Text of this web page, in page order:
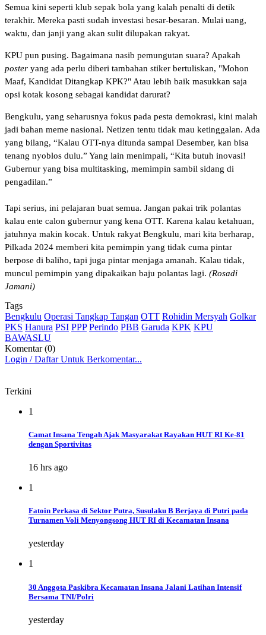
Semua kini seperti klub sepak bola yang kalah penalti di detik
terakhir. Mereka pasti sudah investasi besar-besaran. Mulai uang,
waktu, dan janji yang akan sulit dilupakan rakyat.
KPU pun pusing. Bagaimana nasib pemungutan suara? Apakah
poster yang ada perlu diberi tambahan stiker bertuliskan, "Mohon
Maaf, Kandidat Ditangkap KPK?" Atau lebih baik masukkan saja
opsi kotak kosong sebagai kandidat darurat?
Bengkulu, yang seharusnya fokus pada pesta demokrasi, kini malah
jadi bahan meme nasional. Netizen tentu tidak mau ketinggalan. Ada
yang bilang, “Kalau OTT-nya ditunda sampai Desember, kan bisa
tenang nyoblos dulu.” Yang lain menimpali, “Kita butuh inovasi!
Gubernur yang bisa multitasking, memimpin sambil sidang di
pengadilan.”
Tapi serius, ini pelajaran buat semua. Jangan pakai trik polantas
kalau ente calon gubernur yang kena OTT. Karena kalau ketahuan,
jatuhnya makin kocak. Untuk rakyat Bengkulu, mari kita berharap,
Pilkada 2024 memberi kita pemimpin yang tidak cuma pintar
berpose di baliho, tapi juga pintar menjaga amanah. Kalau tidak,
muncul pemimpin yang dipakaikan baju polantas lagi. (Rosadi
Jamani)
Tags
Bengkulu Operasi Tangkap Tangan OTT Rohidin Mersyah Golkar
PKS Hanura PSI PPP Perindo PBB Garuda KPK KPU
BAWASLU
Komentar (0)
Login / Daftar Untuk Berkomentar...
Terkini
1
Camat Insana Tengah Ajak Masyarakat Rayakan HUT RI Ke-81
dengan Sportivitas
16 hrs ago
1
Fatoin Perkasa di Sektor Putra, Susulaku B Berjaya di Putri pada
Turnamen Voli Menyongsong HUT RI di Kecamatan Insana
yesterday
1
30 Anggota Paskibra Kecamatan Insana Jalani Latihan Intensif
Bersama TNI/Polri
yesterday